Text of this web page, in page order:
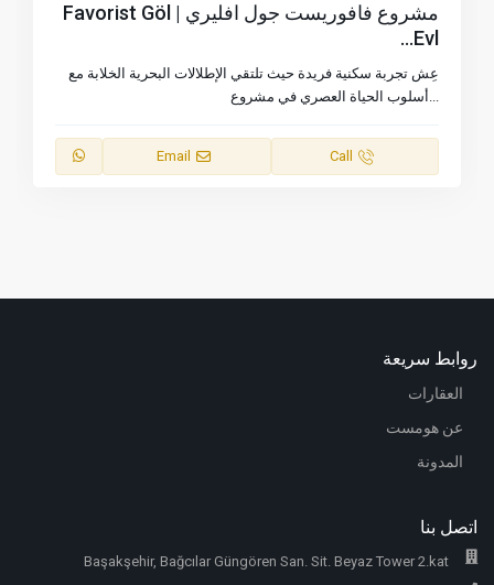
مشروع فافوريست جول افليري | Favorist Göl
Evl...
عِش تجربة سكنية فريدة حيث تلتقي الإطلالات البحرية الخلابة مع
أسلوب الحياة العصري في مشروع ...
Call
Email
روابط سريعة
العقارات
عن هومست
المدونة
اتصل بنا
Başakşehir, Bağcılar Güngören San. Sit. Beyaz Tower 2.kat